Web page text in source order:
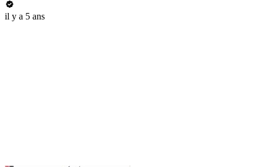
il y a 5 ans